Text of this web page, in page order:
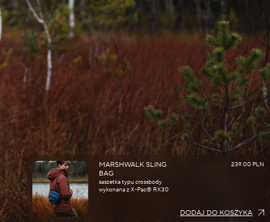
MARSHWALK SLING
BAG
saszetka typu crossbody
wykonana z X-Pac® RX30
239.00 PLN
DODAJ DO KOSZYKA